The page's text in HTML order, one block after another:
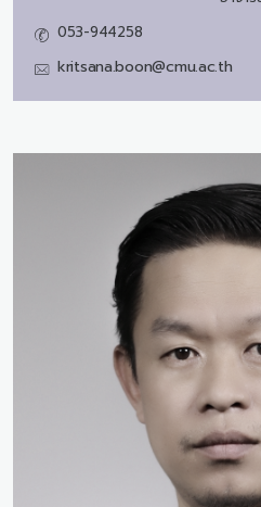
053-944258
kritsana.boon@cmu.ac.th